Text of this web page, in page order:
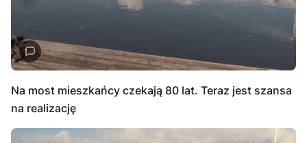
Na most mieszkańcy czekają 80 lat. Teraz jest szansa
na realizację